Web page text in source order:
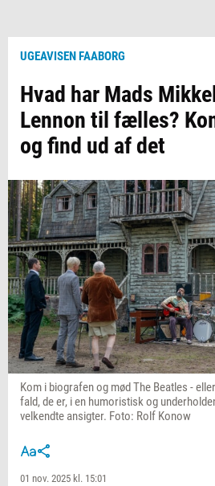
UGEAVISEN FAABORG
Hvad har Mads
Lennon til fælles?
og find ud af det
Kom i biografen og mød The Beatles -
fald, de er, i en humoristisk og
velkendte ansigter. Foto: Rolf Konow
01 nov. 2025 kl. 15:01